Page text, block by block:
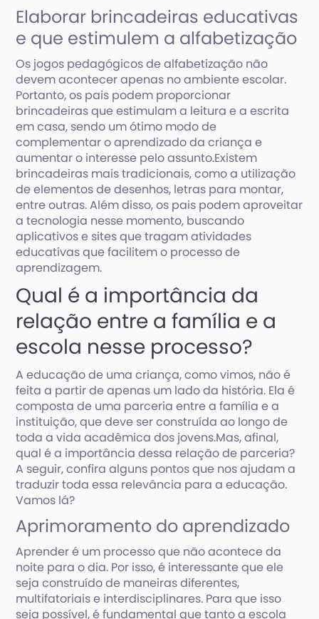
Elaborar brincadeiras educativas
e que estimulem a alfabetização
Os jogos pedagógicos de alfabetização não
devem acontecer apenas no ambiente escolar.
Portanto, os pais podem proporcionar
brincadeiras que estimulam a leitura e a escrita
em casa, sendo um ótimo modo de
complementar o aprendizado da criança e
aumentar o interesse pelo assunto.Existem
brincadeiras mais tradicionais, como a utilização
de elementos de desenhos, letras para montar,
entre outras. Além disso, os pais podem aproveitar
a tecnologia nesse momento, buscando
aplicativos e sites que tragam atividades
educativas que facilitem o processo de
aprendizagem.
Qual é a importância da
relação entre a família e a
escola nesse processo?
A educação de uma criança, como vimos, não é
feita a partir de apenas um lado da história. Ela é
composta de uma parceria entre a família e a
instituição, que deve ser construída ao longo de
toda a vida acadêmica dos jovens.Mas, afinal,
qual é a importância dessa relação de parceria?
A seguir, confira alguns pontos que nos ajudam a
traduzir toda essa relevância para a educação.
Vamos lá?
Aprimoramento do aprendizado
Aprender é um processo que não acontece da
noite para o dia. Por isso, é interessante que ele
seja construído de maneiras diferentes,
multifatoriais e interdisciplinares. Para que isso
seja possível, é fundamental que tanto a escola